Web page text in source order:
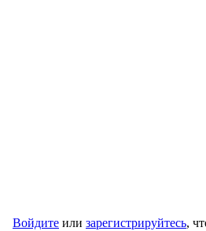
Войдите или зарегистрируйтесь,